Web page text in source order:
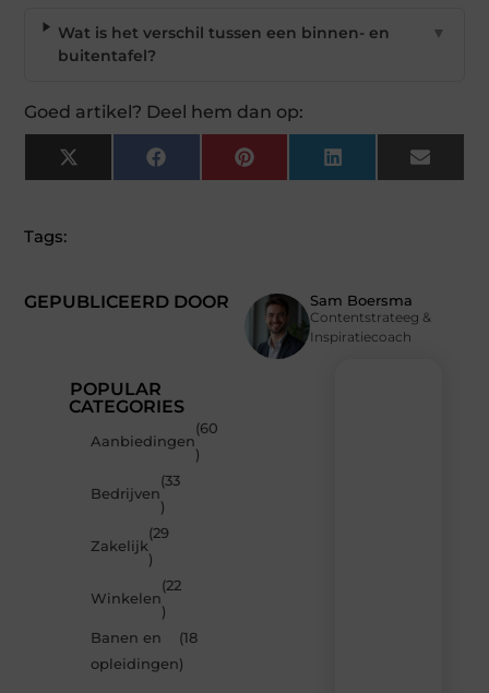
Wat is het verschil tussen een binnen- en
buitentafel?
▼
Goed artikel? Deel hem dan op:
X
(Twitter)
Facebook Pinterest LinkedIn Email
GEPUBLICEERD DOOR Sam Boersma
Contentstrateeg &
Inspiratiecoach
Tags:
POPULAR
CATEGORIES
Aanbiedingen
(60
)
Bedrijven
(33
)
Zakelijk
(29
)
Winkelen
(22
)
Banen en
opleidingen
(18
)